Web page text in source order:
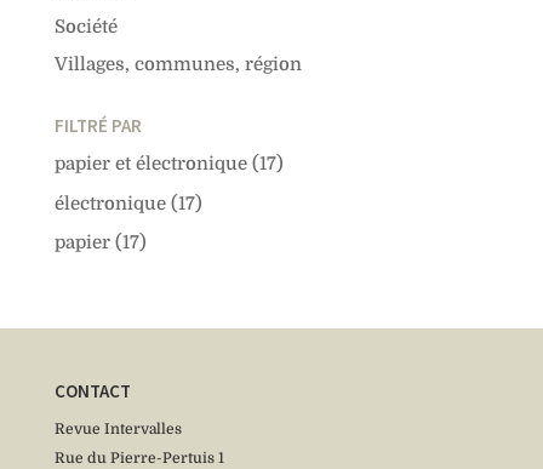
Société
Villages, communes, région
FILTRÉ PAR
papier et électronique (17)
électronique (17)
papier (17)
CONTACT
Revue Intervalles
Rue du Pierre-Pertuis 1